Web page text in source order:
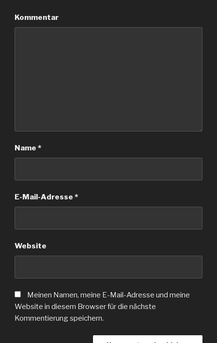
Kommentar
Name *
E-Mail-Adresse *
Website
Meinen Namen, meine E-Mail-Adresse und meine
Website in diesem Browser für die nächste
Kommentierung speichern.